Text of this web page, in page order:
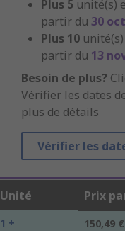
Plus 5 unité(s)
partir du 30
Plus 10
partir du 13
Besoin de plus?
Vérifier les dates
plus de détails
Vérifier les
Unité Prix
1 + 150,49 €